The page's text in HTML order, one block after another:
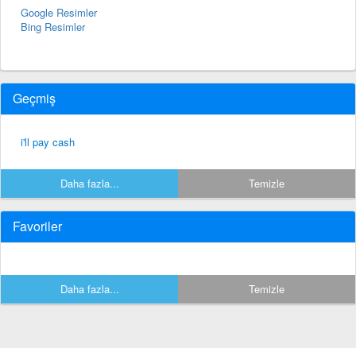
Google Resimler
Bing Resimler
Geçmiş
i'll pay cash
Daha fazla... Temizle
Favoriler
Daha fazla... Temizle